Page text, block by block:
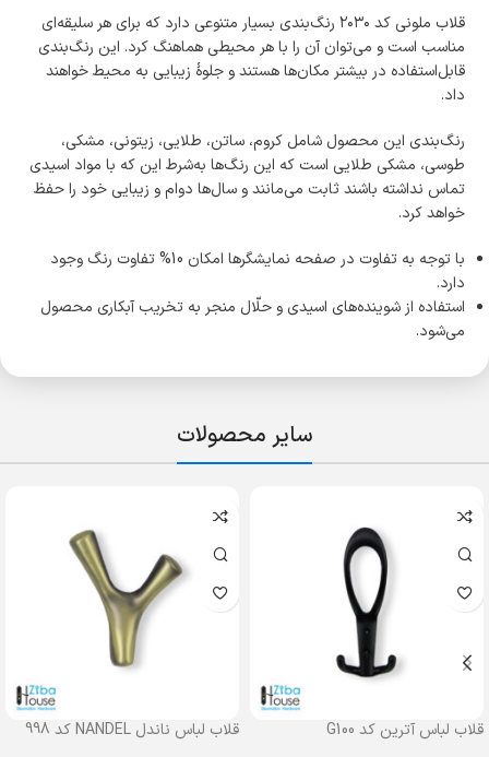
قلاب ملونی کد ۲۰۳۰ رنگ‌بندی بسیار متنوعی دارد که برای هر سلیقه‌ای
مناسب است و می‌توان آن را با هر محیطی هماهنگ کرد. این رنگ‌بندی
قابل‌استفاده در بیشتر مکان‌ها هستند و جلوهٔ زیبایی به محیط خواهند
داد.
رنگ‌بندی این محصول شامل کروم، ساتن، طلایی، زیتونی، مشکی،
طوسی، مشکی طلایی است که این رنگ‌ها به‌شرط این که با مواد اسیدی
تماس نداشته باشند ثابت می‌مانند و سال‌ها دوام و زیبایی خود را حفظ
خواهد کرد.
با توجه به تفاوت در صفحه نمایشگرها امکان 10% تفاوت رنگ وجود
دارد.
استفاده از شوینده‌های اسیدی و حلّال منجر به تخریب آبکاری محصول
می‌شود.
سایر محصولات
قلاب لباس آترین کد G100 قلاب لباس ناندل NANDEL کد 998